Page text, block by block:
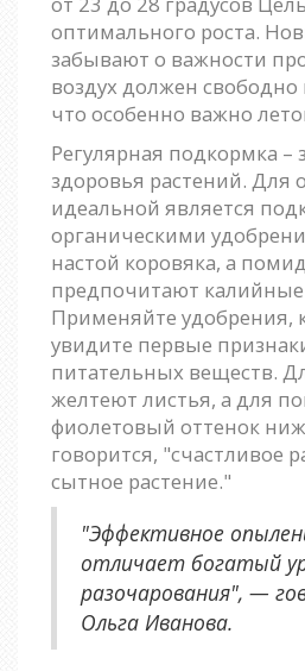
оптимального роста.
забывают о важности
воздух должен свободно
что особенно важно
Регулярная подкормка –
здоровья растений. Для
идеальной является
органическими
настой коровяка, а
предпочитают
Применяйте удобрения,
увидите первые
питательных веществ.
желтеют листья, а для
фиолетовый оттенок
говорится, "счастливое
сытное растение."
"Эффективное
отличает богатый
разочарования", —
Ольга Иванова.